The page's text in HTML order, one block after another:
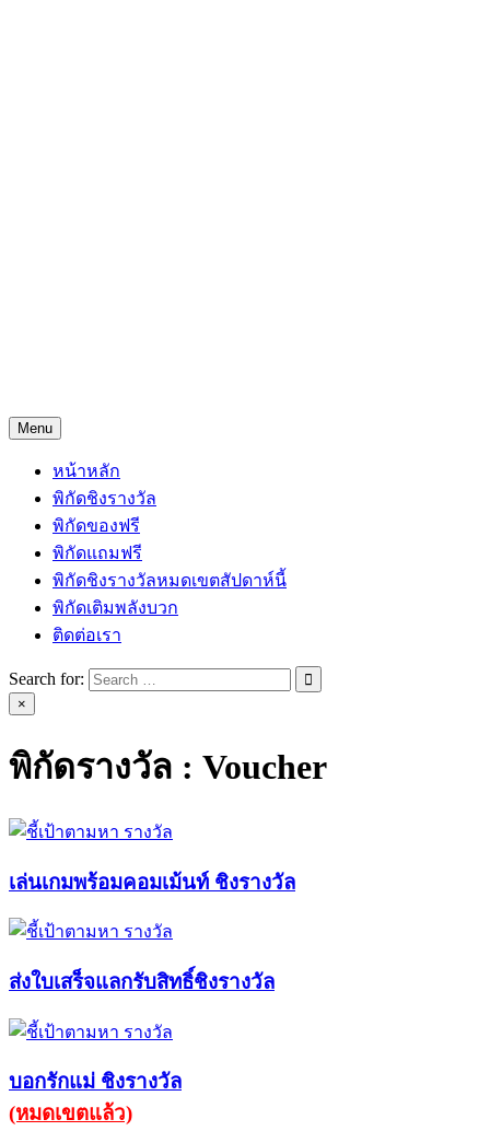
Menu
หน้าหลัก
พิกัดชิงรางวัล
พิกัดของฟรี
พิกัดแถมฟรี
พิกัดชิงรางวัลหมดเขตสัปดาห์นี้
พิกัดเติมพลังบวก
ติดต่อเรา
Search for:
×
พิกัดรางวัล : Voucher
เล่นเกมพร้อมคอมเม้นท์ ชิงรางวัล
ส่งใบเสร็จแลกรับสิทธิ์ชิงรางวัล
บอกรักแม่ ชิงรางวัล
(หมดเขตแล้ว)